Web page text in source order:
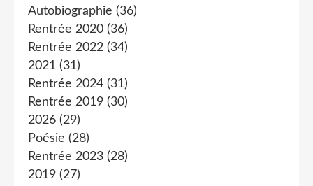
Autobiographie (36)
Rentrée 2020 (36)
Rentrée 2022 (34)
2021 (31)
Rentrée 2024 (31)
Rentrée 2019 (30)
2026 (29)
Poésie (28)
Rentrée 2023 (28)
2019 (27)